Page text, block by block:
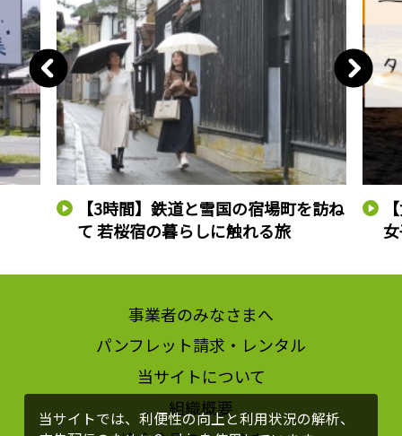
【3時間】鉄道と雪国の宿場町を訪ね
て 若桜宿の暮らしに触れる旅
事業者のみなさまへ
パンフレット請求・レンタル
当サイトについて
組織概要
当サイトでは、利便性の向上と利用状況の解析、